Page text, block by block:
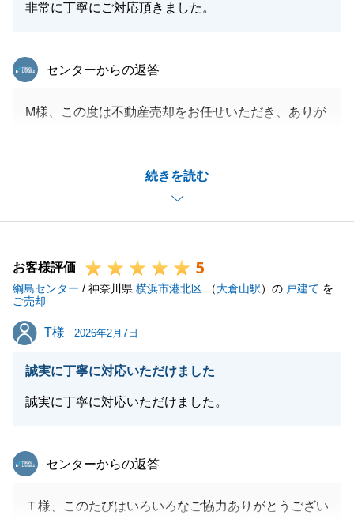
非常に丁寧にご対応頂きました。
続きを読む
東急リバブル
センターからの返答
M様、この度は不動産売却をお任せいただき、ありが
をさせて頂き、買主様に魅力をお伝え出来た結果、チ
ャレンジ価格でのご成約となり非常に嬉しく思いま
す。
お客様評価 5
綱島センター / 神奈川県 横浜市港北区 （大倉山駅）の 戸建て を
ご売却
T様
T様 2026年2月7日
誠実に丁寧に対応いただけました
誠実に丁寧に対応いただけました。
東急リバブル
センターからの返答
Ｔ様、このたびはいろいろなご協力ありがとうござい